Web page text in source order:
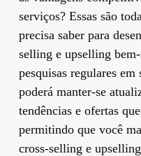
serviços? Essas são
precisa saber para
selling e upselling
pesquisas regulares
poderá manter-se
tendências e ofertas
permitindo que você
cross-selling e